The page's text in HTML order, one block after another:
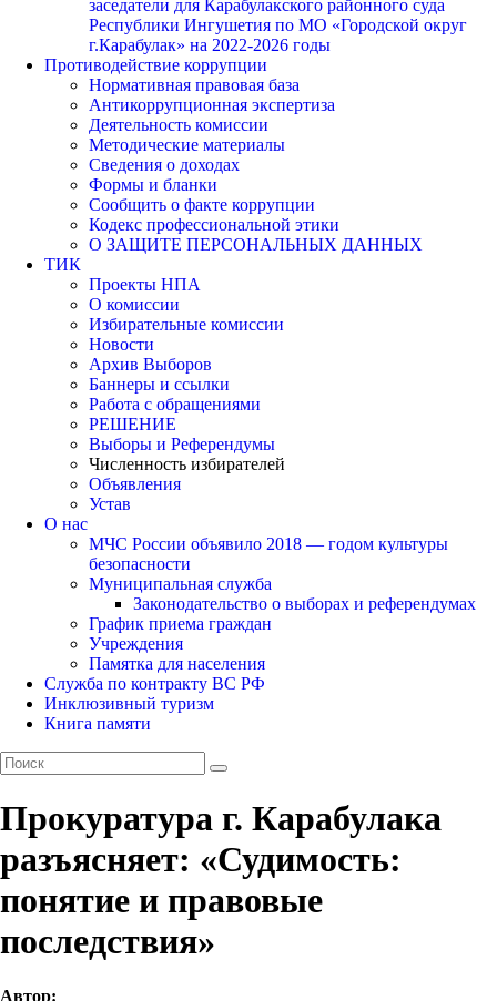
заседатели для Карабулакского районного суда
Республики Ингушетия по МО «Городской округ
г.Карабулак» на 2022-2026 годы
Противодействие коррупции
Нормативная правовая база
Антикоррупционная экспертиза
Деятельность комиссии
Методические материалы
Сведения о доходах
Формы и бланки
Сообщить о факте коррупции
Кодекс профессиональной этики
О ЗАЩИТЕ ПЕРСОНАЛЬНЫХ ДАННЫХ
ТИК
Проекты НПА
О комиссии
Избирательные комиссии
Новости
Архив Выборов
Баннеры и ссылки
Работа с обращениями
РЕШЕНИЕ
Выборы и Референдумы
Численность избирателей
Объявления
Устав
О нас
МЧС России объявило 2018 — годом культуры
безопасности
Муниципальная служба
Законодательство о выборах и референдумах
График приема граждан
Учреждения
Памятка для населения
Служба по контракту ВС РФ
Инклюзивный туризм
Книга памяти
Прокуратура г. Карабулака
разъясняет: «Судимость:
понятие и правовые
последствия»
Автор: